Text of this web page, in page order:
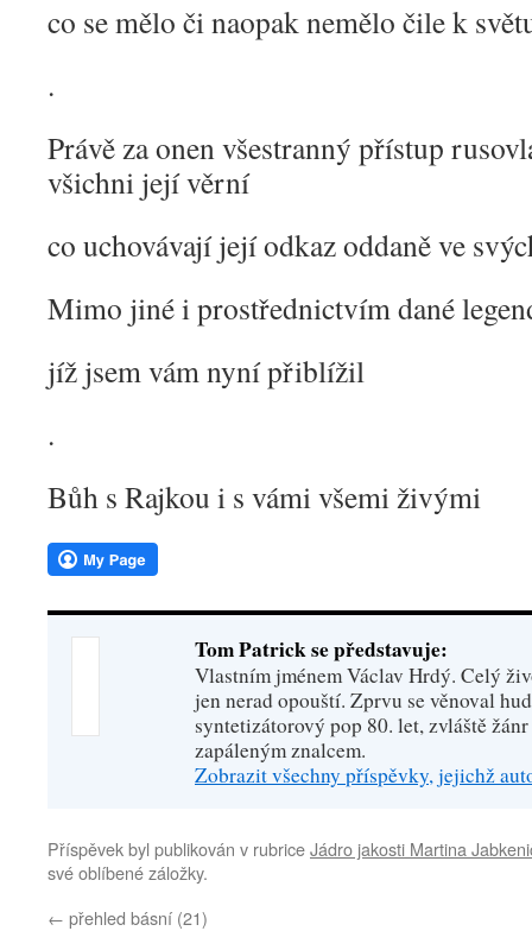
co se mělo či naopak nemělo čile k
.
Právě za onen všestranný přístup
všichni její věrní
co uchovávají její odkaz oddaně ve
Mimo jiné i prostřednictvím dané
jíž jsem vám nyní přiblížil
.
Bůh s Rajkou i s vámi všemi živými
Tom Patrick se představuje:
Vlastním jménem Václav Hrdý. Celý
jen nerad opouští. Zprvu se věnoval
syntetizátorový pop 80. let, zvláště
zapáleným znalcem.
Zobrazit všechny příspěvky, jejichž
Příspěvek byl publikován v rubriceJádro jakosti Martina
své oblíbené záložky.
← přehled básní (21)